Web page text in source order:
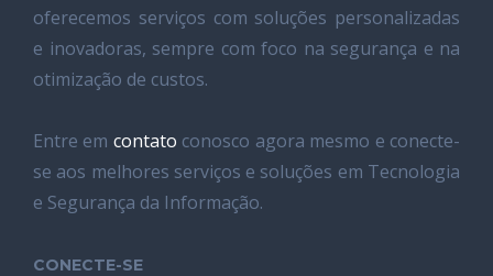
oferecemos serviços com soluções personalizadas
e inovadoras, sempre com foco na segurança e na
otimização de custos.
Entre em contato conosco agora mesmo e conecte-
se aos melhores serviços e soluções em Tecnologia
e Segurança da Informação.
CONECTE-SE